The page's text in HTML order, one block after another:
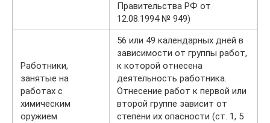
Правительства РФ от
12.08.1994 № 949)
Работники,
занятые на
работах с
химическим
оружием
56 или 49 календарных дней в
зависимости от группы работ,
к которой отнесена
деятельность работника.
Отнесение работ к первой или
второй группе зависит от
степени их опасности (ст. 1, 5